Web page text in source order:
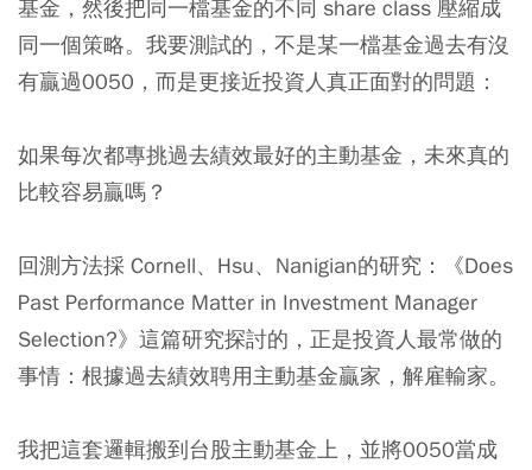
基金，然後把同一檔基金的不同 share class 壓縮成
同一個策略。我要測試的，不是某一檔基金過去有沒
有贏過0050，而是更接近投資人真正面對的問題：
如果每次都專挑過去績效最好的主動基金，未來真的
比較容易贏嗎？
回測方法採 Cornell、Hsu、Nanigian的研究：《Does
Past Performance Matter in Investment Manager
Selection?》這篇研究探討的，正是投資人最常做的
事情：根據過去績效聘用主動基金贏家，解雇輸家。
我把這套邏輯搬到台股主動基金上，並將0050當成